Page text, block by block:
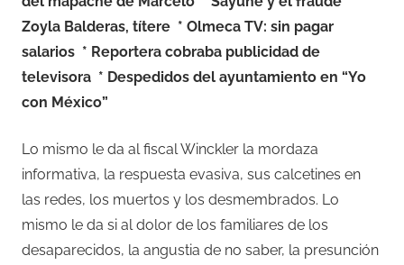
Zoyla Balderas, títere * Olmeca TV: sin pagar
salarios * Reportera cobraba publicidad de
televisora * Despedidos del ayuntamiento en “Yo
con México”
Lo mismo le da al fiscal Winckler la mordaza
informativa, la respuesta evasiva, sus calcetines en
las redes, los muertos y los desmembrados. Lo
mismo le da si al dolor de los familiares de los
desaparecidos, la angustia de no saber, la presunción